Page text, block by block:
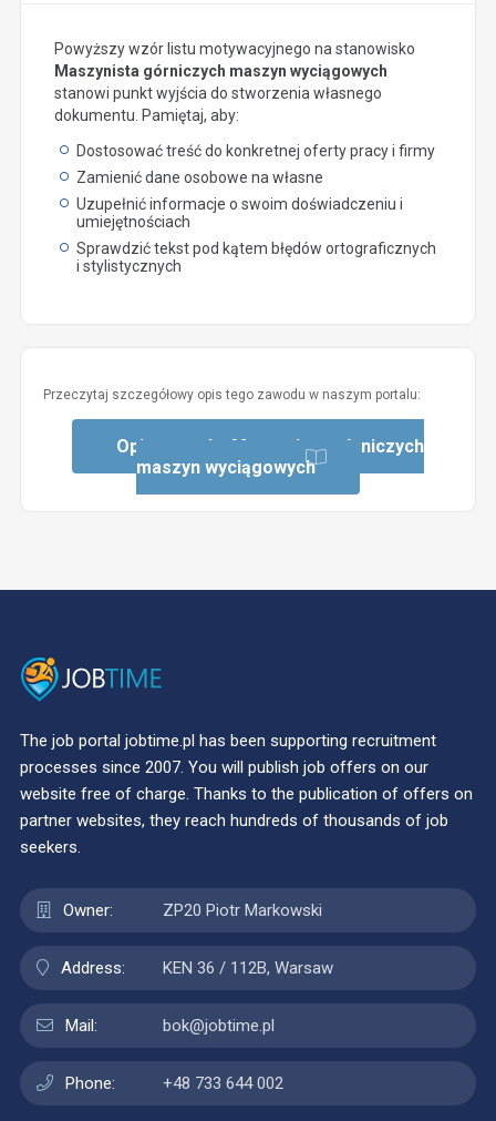
Powyższy wzór listu motywacyjnego na stanowisko
Maszynista górniczych maszyn wyciągowych
stanowi punkt wyjścia do stworzenia własnego
dokumentu. Pamiętaj, aby:
Dostosować treść do konkretnej oferty pracy i firmy
Zamienić dane osobowe na własne
Uzupełnić informacje o swoim doświadczeniu i
umiejętnościach
Sprawdzić tekst pod kątem błędów ortograficznych
i stylistycznych
Przeczytaj szczegółowy opis tego zawodu w naszym portalu:
Opis zawodu: Maszynista górniczych
maszyn wyciągowych
The job portal jobtime.pl has been supporting recruitment
processes since 2007. You will publish job offers on our
website free of charge. Thanks to the publication of offers on
partner websites, they reach hundreds of thousands of job
seekers.
Owner: ZP20 Piotr Markowski
Address: KEN 36 / 112B, Warsaw
Mail: bok@jobtime.pl
Phone: +48 733 644 002